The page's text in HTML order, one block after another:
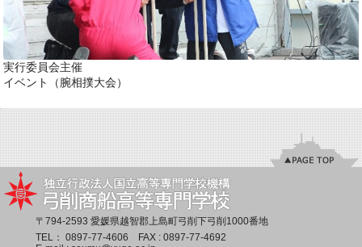
実行委員会主催
イベント（腕相撲大会）
〒794-2593 愛媛県越智郡上島町弓削下弓削1000番地
TEL： 0897-77-4606 FAX : 0897-77-4692